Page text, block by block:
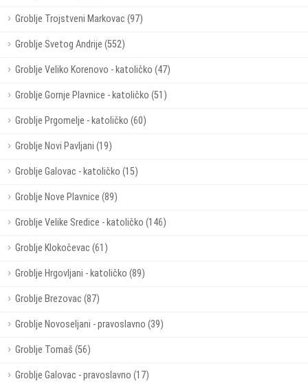
Groblje Trojstveni Markovac (97)
Groblje Svetog Andrije (552)
Groblje Veliko Korenovo - katoličko (47)
Groblje Gornje Plavnice - katoličko (51)
Groblje Prgomelje - katoličko (60)
Groblje Novi Pavljani (19)
Groblje Galovac - katoličko (15)
Groblje Nove Plavnice (89)
Groblje Velike Sredice - katoličko (146)
Groblje Klokočevac (61)
Groblje Hrgovljani - katoličko (89)
Groblje Brezovac (87)
Groblje Novoseljani - pravoslavno (39)
Groblje Tomaš (56)
Groblje Galovac - pravoslavno (17)